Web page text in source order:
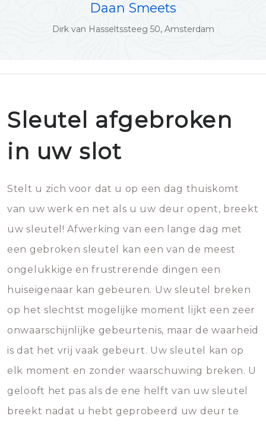
Daan Smeets
Dirk van Hasseltssteeg 50, Amsterdam
Sleutel afgebroken
in uw slot
Stelt u zich voor dat u op een dag thuiskomt
van uw werk en net als u uw deur opent, breekt
uw sleutel! Afwerking van een lange dag met
een gebroken sleutel kan een van de meest
ongelukkige en frustrerende dingen een
huiseigenaar kan gebeuren. Uw sleutel breken
op het slechtst mogelijke moment lijkt een zeer
onwaarschijnlijke gebeurtenis, maar de waarheid
is dat het vrij vaak gebeurt. Uw sleutel kan op
elk moment en zonder waarschuwing breken. U
gelooft het pas als de ene helft van uw sleutel
breekt nadat u hebt geprobeerd uw deur te